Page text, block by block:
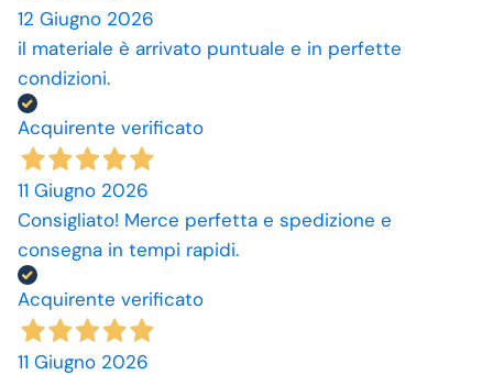
12 Giugno 2026
il materiale è arrivato puntuale e in perfette
condizioni.
Acquirente verificato
11 Giugno 2026
Consigliato! Merce perfetta e spedizione e
consegna in tempi rapidi.
Acquirente verificato
11 Giugno 2026